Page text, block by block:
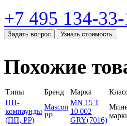
+7 495 134-
Задать вопрос Узнать стоимость
Похожие
Типы Бренд Марка
ПП-
компаунды
(ПП, PP)
Mascon
PP
MN 15 T
10 002
GRY(7016)